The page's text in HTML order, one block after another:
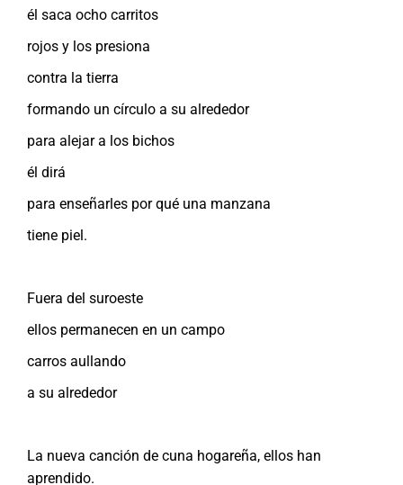
él saca ocho carritos
rojos y los presiona
contra la tierra
formando un círculo a su alrededor
para alejar a los bichos
él dirá
para enseñarles por qué una manzana
tiene piel.
Fuera del suroeste
ellos permanecen en un campo
carros aullando
a su alrededor
La nueva canción de cuna hogareña, ellos han
aprendido.